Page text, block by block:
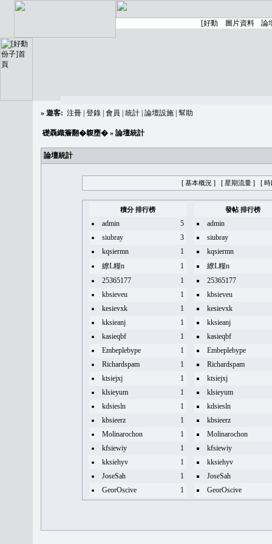
» 遊客: 注冊 登錄 會員 統計 論壇設施 幫助
礎聶織簷翻�䪖壅� » 論壇統計
論壇統計
[ 基本概況 ] [ 星期流量 ] [ 時
積分 排行榜 發帖 排行榜
admin 5
admin
siubray
3
siubray
kqsiermn
1
kqsiermn
繚L糧n
1
繚L糧n
25365177
1
25365177
kbsieveu
1
kbsieveu
kesievxk
1
kesievxk
kksieanj
1
kksieanj
kasieqbf
1
kasieqbf
Embeplebype
1
Embeplebype
Richardspam
1
Richardspam
ktsiejxj
1
ktsiejxj
klsieyum
1
klsieyum
kdsiesln
1
kdsiesln
kbsieerz
1
kbsieerz
Molinarochon
1
Molinarochon
kfsiewiy
1
kfsiewiy
kksiehyv
1
kksiehyv
JoseSah
1
JoseSah
GeorOscive
1 GeorOscive